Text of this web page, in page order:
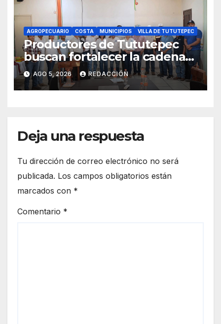
AGROPECUARIO COSTA MUNICIPIOS VILLA DE TUTUTEPEC
Productores de Tututepec
buscan fortalecer la cadena
láctea regional
AGO 5, 2026 REDACCIÓN
Deja una respuesta
Tu dirección de correo electrónico no será
publicada. Los campos obligatorios están
marcados con *
Comentario *